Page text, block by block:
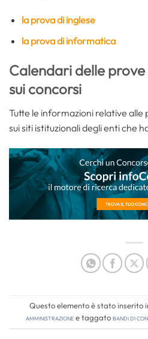
la prova di inglese
la prova di informatica
Calendari delle
sui concorsi
Tutte le informazioni relative alle
sui siti istituzionali degli enti che
Questo elemento è stato inserito
amministrazionee taggatobandi di